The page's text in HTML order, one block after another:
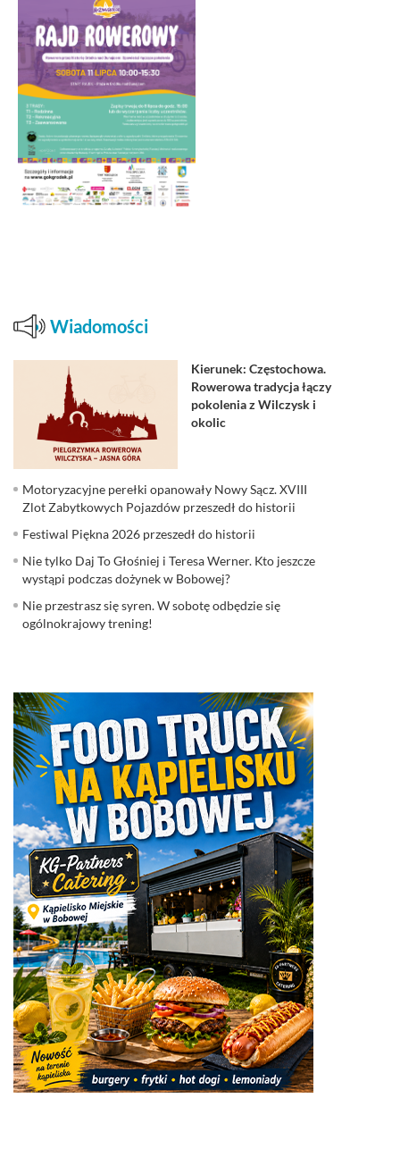
Wiadomości
Kierunek: Częstochowa.
Rowerowa tradycja łączy
pokolenia z Wilczysk i
okolic
Motoryzacyjne perełki opanowały Nowy Sącz. XVIII
Zlot Zabytkowych Pojazdów przeszedł do historii
Festiwal Piękna 2026 przeszedł do historii
Nie tylko Daj To Głośniej i Teresa Werner. Kto jeszcze
wystąpi podczas dożynek w Bobowej?
Nie przestrasz się syren. W sobotę odbędzie się
ogólnokrajowy trening!